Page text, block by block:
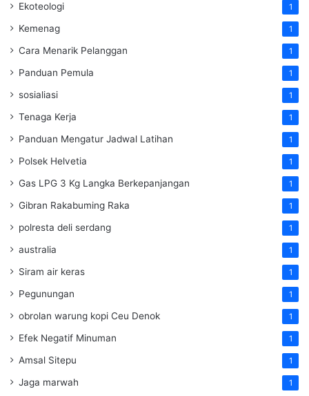
Ekoteologi 1
Kemenag 1
Cara Menarik Pelanggan 1
Panduan Pemula 1
sosialiasi 1
Tenaga Kerja 1
Panduan Mengatur Jadwal Latihan 1
Polsek Helvetia 1
Gas LPG 3 Kg Langka Berkepanjangan 1
Gibran Rakabuming Raka 1
polresta deli serdang 1
australia 1
Siram air keras 1
Pegunungan 1
obrolan warung kopi Ceu Denok 1
Efek Negatif Minuman 1
Amsal Sitepu 1
Jaga marwah 1